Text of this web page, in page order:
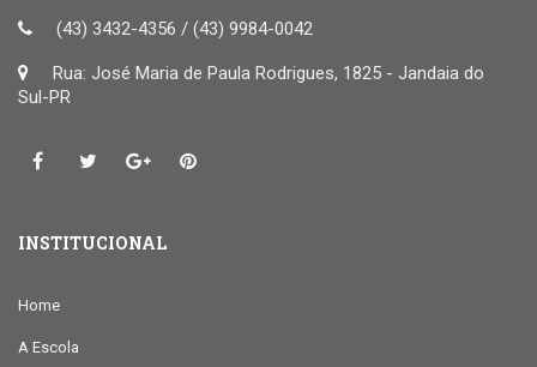
(43) 3432-4356 / (43) 9984-0042
Rua: José Maria de Paula Rodrigues, 1825 - Jandaia do
Sul-PR
INSTITUCIONAL
Home
A Escola